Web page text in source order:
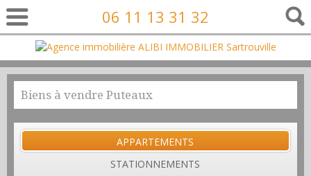
06 11 13 31 32
Biens à vendre Puteaux
APPARTEMENTS
STATIONNEMENTS